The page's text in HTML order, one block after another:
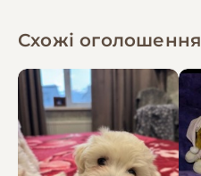
Схожі оголошення